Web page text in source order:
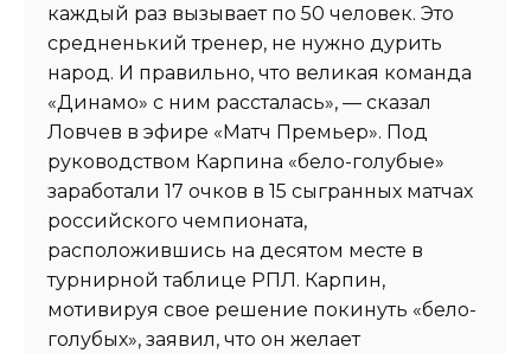
каждый раз вызывает по 50 человек. Это
средненький тренер, не нужно дурить
народ. И правильно, что великая команда
«Динамо» с ним рассталась», — сказал
Ловчев в эфире «Матч Премьер». Под
руководством Карпина «бело-голубые»
заработали 17 очков в 15 сыгранных матчах
российского чемпионата,
расположившись на десятом месте в
турнирной таблице РПЛ. Карпин,
мотивируя свое решение покинуть «бело-
голубых», заявил, что он желает